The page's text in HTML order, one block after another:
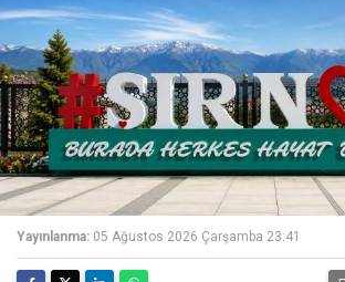
Yayınlanma: 05 Ağustos 2026 Çarşamba 23:41